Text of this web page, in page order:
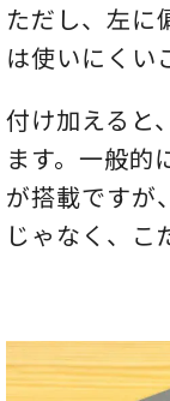
ただし、左に
は使いにくい
付け加えると
ます。一般的
が搭載ですが
じゃなく、こ